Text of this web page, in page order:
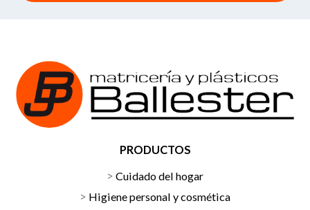
PRODUCTOS
Cuidado del hogar
Higiene personal y cosmética